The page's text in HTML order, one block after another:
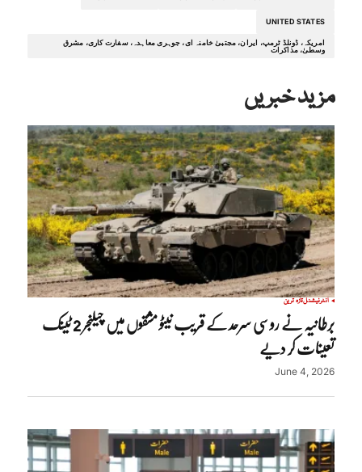
UNITED STATES
امریکہ، ڈونلڈ ٹرمپ، ایران، مجتبیٰ خامنہ ای، جوہری معاہدہ، سفارت کاری، مشرق
وسطیٰ، مذاکرات
مزید خبریں
انٹرنیشنلتازہ ترین
برطانیہ نے روسی سرحد کے قریب نیٹو مشقوں میں چیلنجر 2 ٹینک
تعینات کر دیے
June 4, 2026